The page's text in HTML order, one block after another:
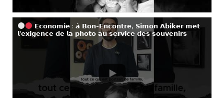
𝗘𝗰𝗼𝗻𝗼𝗺𝗶𝗲 : 𝗮̀ 𝗕𝗼𝗻-𝗘𝗻𝗰𝗼𝗻𝘁𝗿𝗲, 𝗦𝗶𝗺𝗼𝗻 𝗔𝗯𝗶𝗸𝗲𝗿 𝗺𝗲𝘁
𝗹’𝗲𝘅𝗶𝗴𝗲𝗻𝗰𝗲 𝗱𝗲 𝗹𝗮 𝗽𝗵𝗼𝘁𝗼 𝗮𝘂 𝘀𝗲𝗿𝘃𝗶𝗰𝗲 𝗱𝗲𝘀 𝘀𝗼𝘂𝘃𝗲𝗻𝗶𝗿𝘀